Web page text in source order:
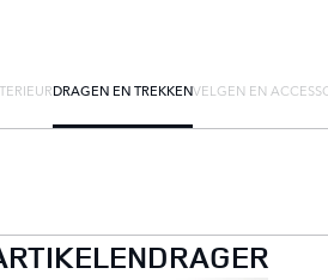
DRAGEN EN TREKKENVELGEN EN